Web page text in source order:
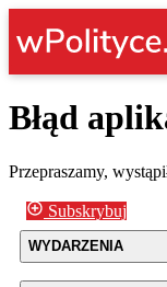
Błąd
Przepraszamy,
Subskrybuj
WYDARZENIA